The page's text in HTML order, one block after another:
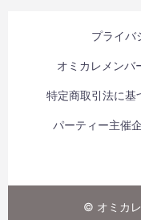
プライバ
オミカレメンバ
特定商取引法に基
パーティー主催
© オミカ